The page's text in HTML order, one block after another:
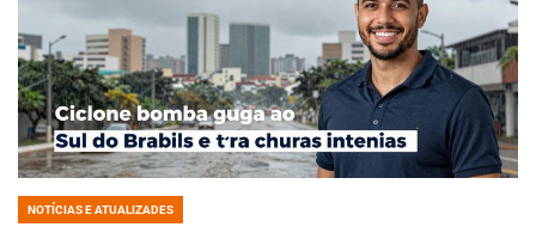
POSTED
NOTÍCIAS E ATUALIZADES